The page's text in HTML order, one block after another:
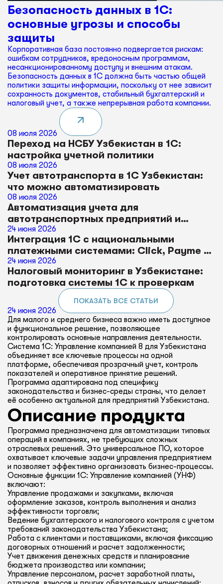
Безопасность данных в 1С:
основные угрозы и способы
защиты
Корпоративная база постоянно подвергается рискам:
ошибкам сотрудников, вредоносным программам,
несанкционированному доступу и внешним атакам.
Безопасность данных в 1С должна быть частью общей
политики защиты информации, поскольку от нее зависит
сохранность документов, стабильный бухгалтерский и
налоговый учет, а также непрерывная работа компании.
08 июля 2026
Переход на НСБУ Узбекистан в 1С:
настройка учетной политики
08 июля 2026
Учет автотранспорта в 1С Узбекистан:
что можно автоматизировать
08 июля 2026
Автоматизация учета для
автотранспортных предприятий и
логистики в 1С
24 июня 2026
Интеграция 1С с национальными
платежными системами: Click, Payme и
Uzum
24 июня 2026
Налоговый мониторинг в Узбекистане:
подготовка системы 1С к проверкам
24 июня 2026
ПОКАЗАТЬ ВСЕ СТАТЬИ
Для малого и среднего бизнеса важно иметь доступное
и функциональное решение, позволяющее
контролировать основные направления деятельности.
Система 1С: Управление компанией 8 для Узбекистана
объединяет все ключевые процессы на одной
платформе, обеспечивая прозрачный учет, контроль
показателей и оперативное принятие решений.
Программа адаптирована под специфику
законодательства и бизнес-среды страны, что делает
её особенно актуальной для предприятий Узбекистана.
Описание продукта
Программа предназначена для автоматизации типовых
операций в компаниях, не требующих сложных
отраслевых решений. Это универсальное ПО, которое
охватывает ключевые задачи управления предприятием
и позволяет эффективно организовать бизнес-процессы.
Основные функции 1С: Управление компанией (УНФ)
включают:
Управление продажами и закупками, включая
оформление заказов, контроль выполнения и анализ
эффективности торговли;
Ведение бухгалтерского и налогового контроля с учетом
требований законодательства Узбекистана;
Работа с клиентами и поставщиками, включая фиксацию
договорных отношений и расчет задолженности;
Учет движения денежных средств и планирование
бюджета производства или компании;
Управление персоналом, расчет заработной платы,